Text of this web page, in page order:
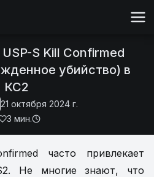
S Kill Confirmed
убийство) в
КС2
21 октября 2024 г.
3 мин.
часто привлекает
Не многие знают, что